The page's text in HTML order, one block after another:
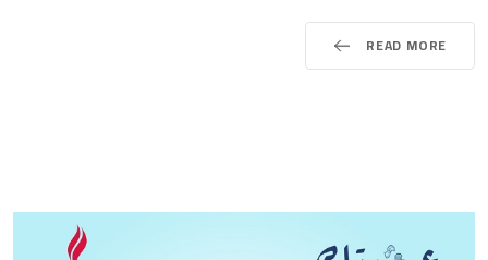
READ MORE